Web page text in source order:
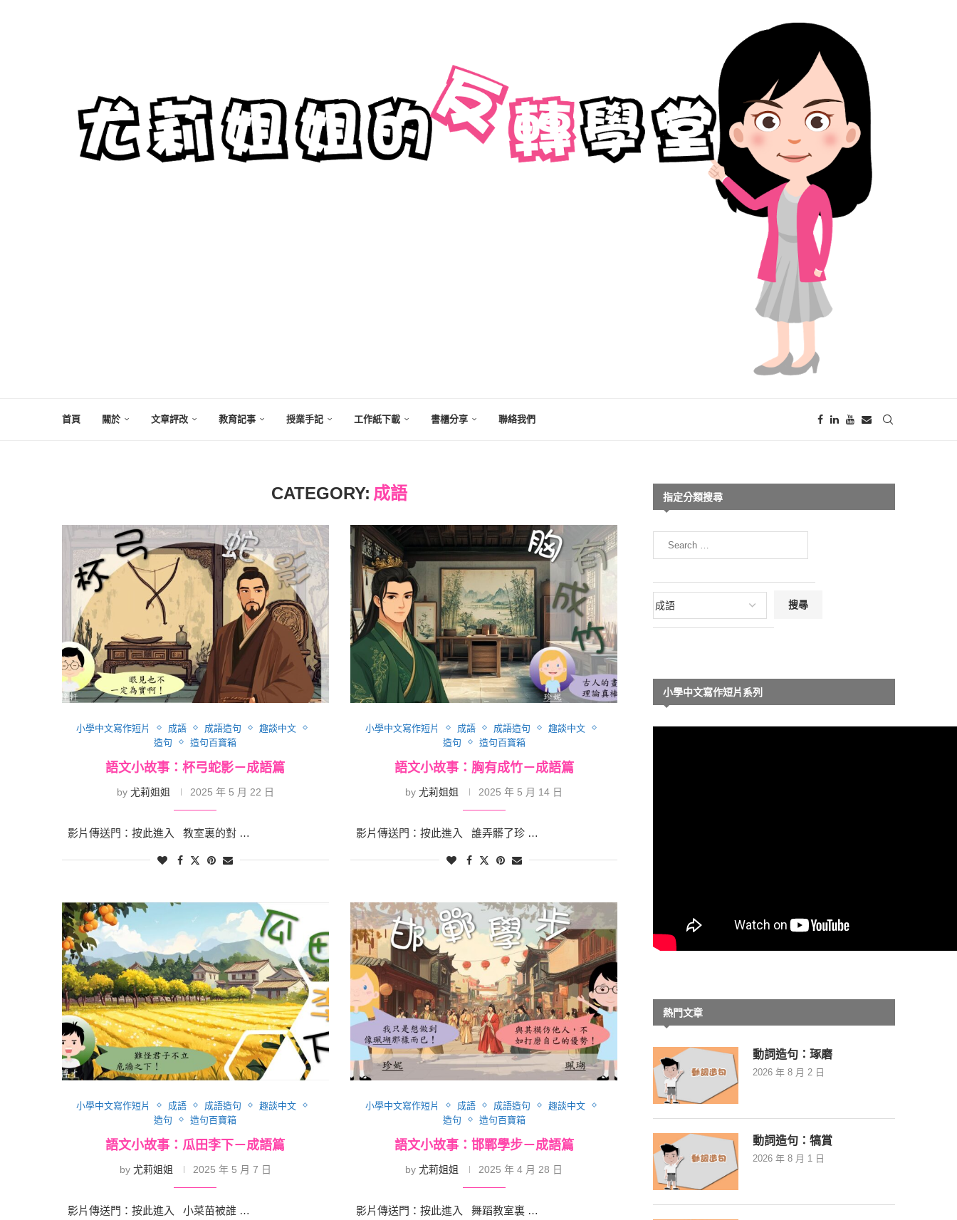
首頁 關於 文章評改 教育記事 授業手記 工作紙下載 書櫃分享 聯絡我們
CATEGORY: 成語
小學中文寫作短片 成語 成語造句
趣談中文
造句
造句百寶箱
語文小故事：杯弓蛇影－成語篇
by 尤莉姐姐 2025 年 5 月 22 日
影片傳送門：按此進入 教室裏的對 …
小學中文寫作短片 成語 成語造句
趣談中文
造句
造句百寶箱
語文小故事：胸有成竹－成語篇
by尤莉姐姐 2025 年 5 月 14 日
影片傳送門：按此進入 誰弄髒了珍 …
小學中文寫作短片 成語 成語造句
趣談中文
造句
造句百寶箱
語文小故事：瓜田李下－成語篇
by 尤莉姐姐 2025 年 5 月 7 日
影片傳送門：按此進入 小菜苗被誰 …
小學中文寫作短片 成語 成語造句
趣談中文
造句
造句百寶箱
語文小故事：邯鄲學步－成語篇
by尤莉姐姐 2025 年 4 月 28 日
影片傳送門：按此進入 舞蹈教室裏 …
指定分類搜尋
小學中文寫作短片系列
熱門文章
動詞造句：琢磨
2026 年 8 月 2 日
動詞造句：犒賞
2026 年 8 月 1 日